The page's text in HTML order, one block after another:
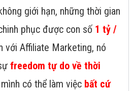
giới hạn, những thời gian
phục được con số 1 tỷ /
với Affiliate Marketing, nó
freedom tự do về thời
có thể làm việc bất cứ